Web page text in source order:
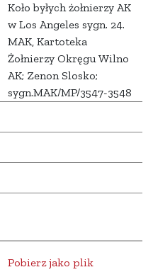
Koło byłych żołnierzy AK
w Los Angeles sygn. 24.
MAK, Kartoteka
Żołnierzy Okręgu Wilno
AK; Zenon Slosko;
sygn.MAK/MP/3547-3548
Pobierz jako plik